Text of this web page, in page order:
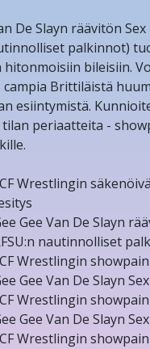
De Slayn räävitön
palkinnot)
bileisiin.
campia Brittiläistä
esiintymistä.
periaatteita -
Wrestlingin säkenöivä
Gee Van De Slayn
nautinnolliset
Wrestlingin
Gee Van De Slayn
Wrestlingin
Gee Van De Slayn
Wrestlingin